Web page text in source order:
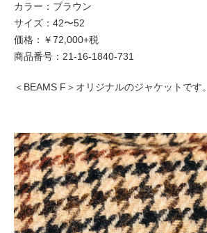
カラー：ブラウン
サイズ：42〜52
価格：￥72,000+税
商品番号：21-16-1840-731
＜BEAMS F＞オリジナルのジャケットです。